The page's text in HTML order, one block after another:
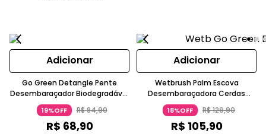
Adicionar
Go Green Detangle Pente
Desembaraçador Biodegradável
Cerdas IntelliFlex Cinza
WetBrush
19%OFF R$84,90
R$ 68,90
Adicionar
Wetbrush Palm Escova
Desembaraçadora Cerdas
Ultramacias Com Óleo De Coco
Laranja Claro
18%OFF R$129,90
R$ 105,90